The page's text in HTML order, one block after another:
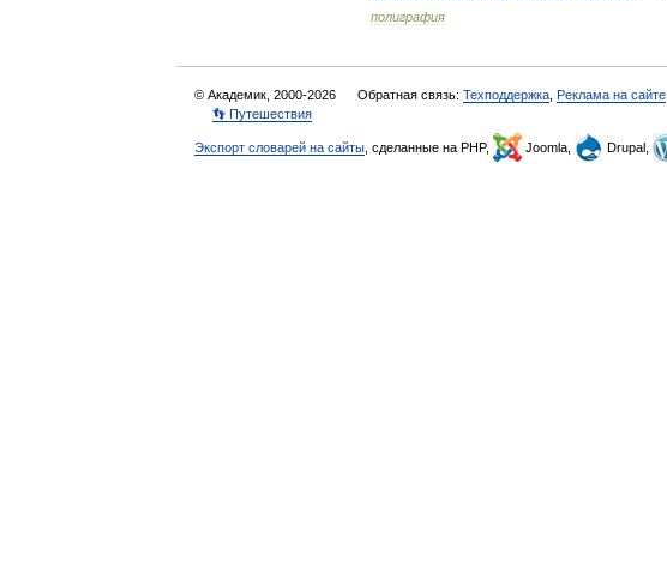
полиграфия
© Академик, 2000-2026 Обратная связь: Техподдержка Реклама на сайте
👣 Путешествия
Экспорт словарей на сайты , сделанные на PHP, Joomla, Drupal,